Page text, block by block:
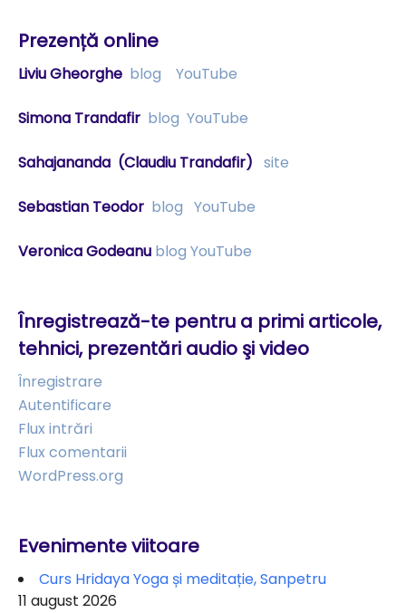
Prezență online
Liviu Gheorghe blog YouTube
Simona Trandafir blog YouTube
Sahajananda (Claudiu Trandafir) site
Sebastian Teodor blog YouTube
Veronica Godeanu blog YouTube
Înregistrează-te pentru a primi articole,
tehnici, prezentări audio şi video
Înregistrare
Autentificare
Flux intrări
Flux comentarii
WordPress.org
Evenimente viitoare
Curs Hridaya Yoga și meditație, Sanpetru
11 august 2026